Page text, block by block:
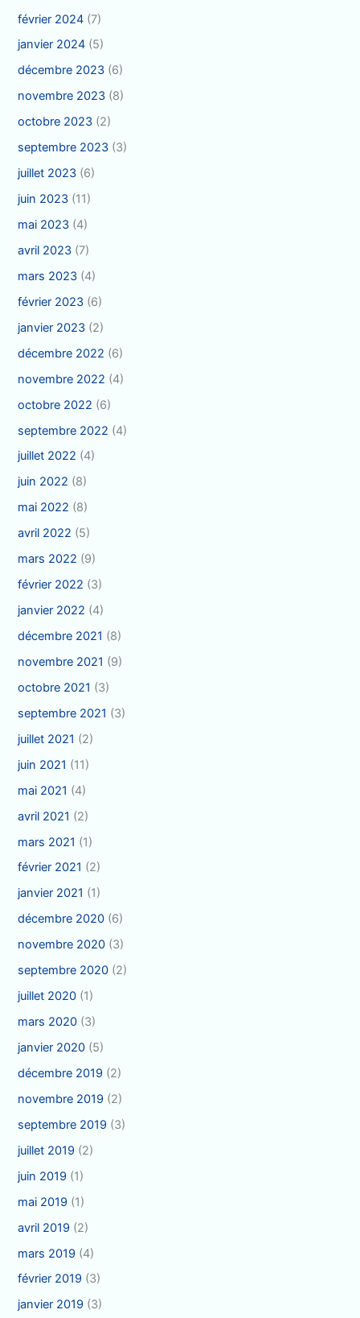
février 2024 (7)
janvier 2024 (5)
décembre 2023 (6)
novembre 2023 (8)
octobre 2023 (2)
septembre 2023 (3)
juillet 2023 (6)
juin 2023 (11)
mai 2023 (4)
avril 2023 (7)
mars 2023 (4)
février 2023 (6)
janvier 2023 (2)
décembre 2022 (6)
novembre 2022 (4)
octobre 2022 (6)
septembre 2022 (4)
juillet 2022 (4)
juin 2022 (8)
mai 2022 (8)
avril 2022 (5)
mars 2022 (9)
février 2022 (3)
janvier 2022 (4)
décembre 2021 (8)
novembre 2021 (9)
octobre 2021 (3)
septembre 2021 (3)
juillet 2021 (2)
juin 2021 (11)
mai 2021 (4)
avril 2021 (2)
mars 2021 (1)
février 2021 (2)
janvier 2021 (1)
décembre 2020 (6)
novembre 2020 (3)
septembre 2020 (2)
juillet 2020 (1)
mars 2020 (3)
janvier 2020 (5)
décembre 2019 (2)
novembre 2019 (2)
septembre 2019 (3)
juillet 2019 (2)
juin 2019 (1)
mai 2019 (1)
avril 2019 (2)
mars 2019 (4)
février 2019 (3)
janvier 2019 (3)